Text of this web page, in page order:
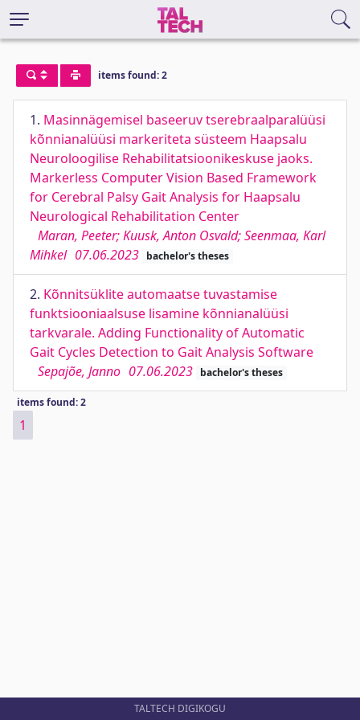
items found: 2
1. Masinnägemisel baseeruv tserebraalparalüüsi
kõnnianalüüsi markeriteta süsteem Haapsalu
Neuroloogilise Rehabilitatsioonikeskuse jaoks.
Markerless Computer Vision Based Framework
for Cerebral Palsy Gait Analysis for Haapsalu
Neurological Rehabilitation Center
Maran, Peeter; Kuusk, Anton Osvald; Seenmaa, Karl
Mihkel 07.06.2023 bachelor's theses
2. Kõnnitsüklite automaatse tuvastamise
funktsiooniaalsuse lisamine kõnnianalüüsi
tarkvarale. Adding Functionality of Automatic
Gait Cycles Detection to Gait Analysis Software
Sepajõe, Janno 07.06.2023 bachelor's theses
items found: 2
1
TALTECH DIGIKOGU